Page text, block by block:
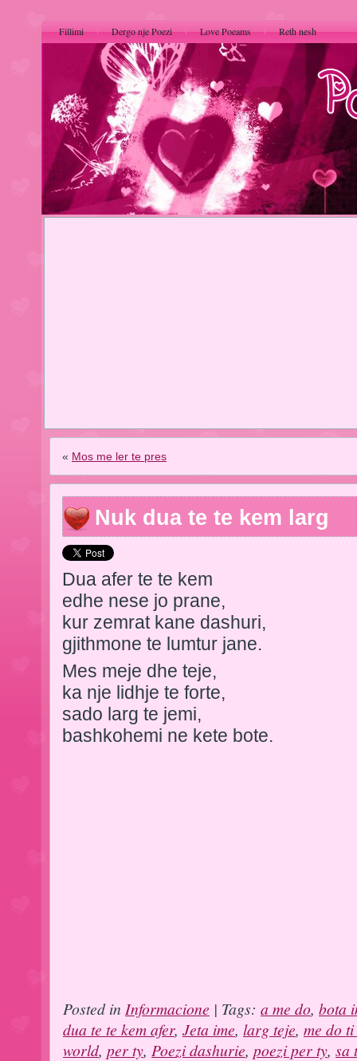
Fillimi Dergo nje Poezi Love Poeams Reth nesh
« Mos me ler te pres
Nuk dua te te kem larg
Dua afer te te kem
edhe nese jo prane,
kur zemrat kane dashuri,
gjithmone te lumtur jane.
Mes meje dhe teje,
ka nje lidhje te forte,
sado larg te jemi,
bashkohemi ne kete bote.
Posted in Informacione | Tags: a me do, bota
dua te te kem afer, Jeta ime, larg teje, me do
world, per ty, Poezi dashurie, poezi per ty, sa